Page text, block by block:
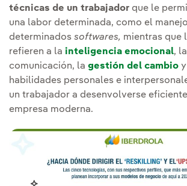
técnicas de un trabajador que le
una labor determinada, como el
determinados softwares, mientras que
refieren a la inteligencia emocional,
comunicación, la gestión del cambio
habilidades personales e
un trabajador a desenvolverse
empresa moderna.